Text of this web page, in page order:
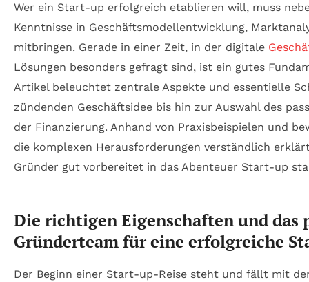
Wer ein Start-up erfolgreich etablieren will, muss
Kenntnisse in Geschäftsmodellentwicklung,
mitbringen. Gerade in einer Zeit, in der digitale
Lösungen besonders gefragt sind, ist ein gutes
Artikel beleuchtet zentrale Aspekte und essentielle
zündenden Geschäftsidee bis hin zur Auswahl des
der Finanzierung. Anhand von Praxisbeispielen und
die komplexen Herausforderungen verständlich
Gründer gut vorbereitet in das Abenteuer Start-up
Die richtigen Eigenschaften und das
Gründerteam für eine erfolgreiche
Der Beginn einer Start-up-Reise steht und fällt mit